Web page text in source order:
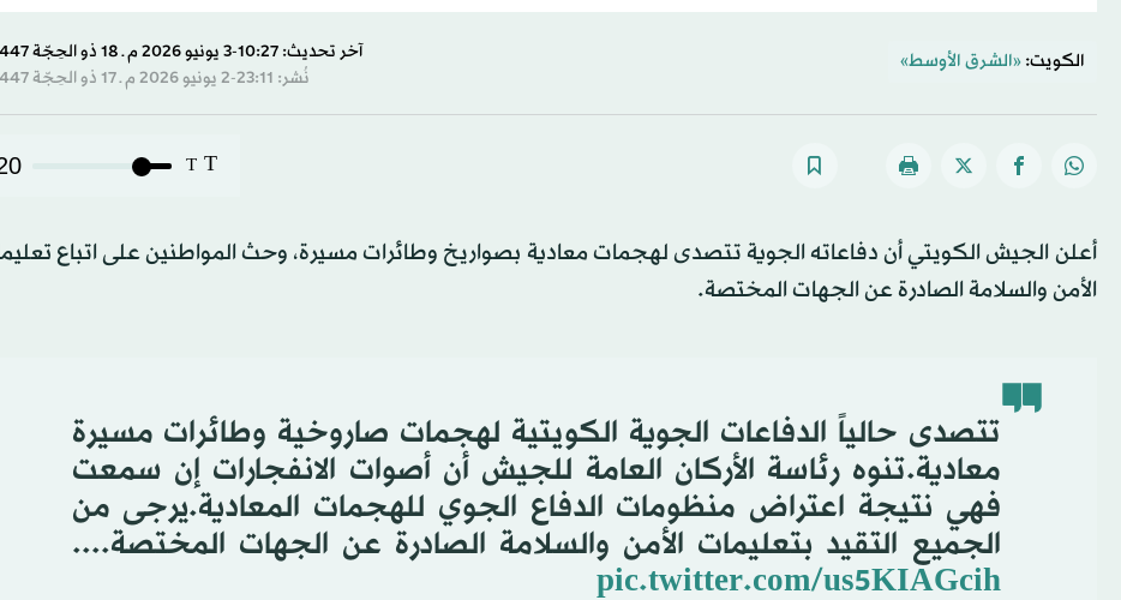
الكويت: «الشرق الأوسط»
آخر تحديث: 10:27-3 يونيو 2026 م ـ 18 ذو الحِجّة 1447 هـ
نُشر: 23:11-2 يونيو 2026 م ـ 17 ذو الحِجّة 1447 هـ
T
T
أعلن الجيش الكويتي أن دفاعاته الجوية تتصدى لهجمات معادية بصواريخ وطائرات مسيرة، وحث المواطنين على اتباع
الأمن والسلامة الصادرة عن الجهات المختصة.
تتصدى حالياً الدفاعات الجوية الكويتية لهجمات صاروخية وطائرات مسيرة
معادية.تنوه رئاسة الأركان العامة للجيش أن أصوات الانفجارات إن سمعت
فهي نتيجة اعتراض منظومات الدفاع الجوي للهجمات المعادية.يرجى من
الجميع التقيد بتعليمات الأمن والسلامة الصادرة عن الجهات المختصة....
pic.twitter.com/us5KIAGcih